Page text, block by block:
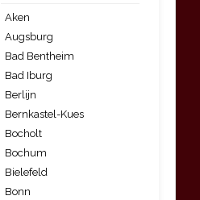
Aken
Augsburg
Bad Bentheim
Bad Iburg
Berlijn
Bernkastel-Kues
Bocholt
Bochum
Bielefeld
Bonn